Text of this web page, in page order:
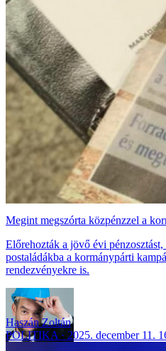
Megint megszórta közpénzzel a
Előrehozták a jövő évi
postaládákba a kormánypárti
rendezvényekre is.
Haszán Zoltán
POLITIKA
2025. december 11.